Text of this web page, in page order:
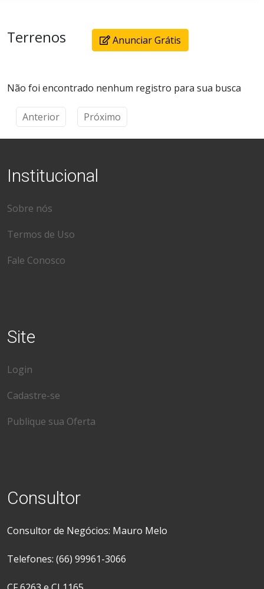
Terrenos Anunciar Grátis
Não foi encontrado nenhum registro para sua busca
Anterior Próximo
Institucional
Sobre nós
Termos de Uso
Fale Conosco
Site
Login
Cadastre-se
Publique sua Oferta
Consultor
Consultor de Negócios: Mauro Melo
Telefones: (66) 99961-3066